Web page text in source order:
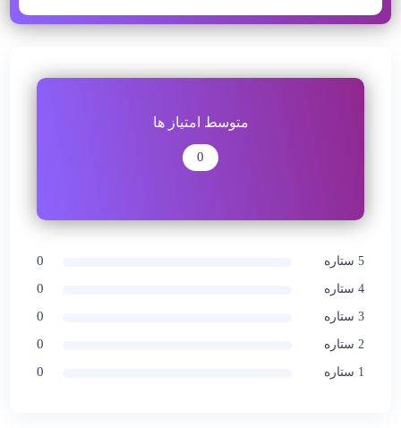
متوسط امتیاز ها
0
5 ستاره 0
4 ستاره 0
3 ستاره 0
2 ستاره 0
1 ستاره 0